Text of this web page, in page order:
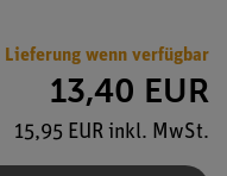
Lieferung wenn verfügbar
13,40 EUR
15,95 EUR inkl. MwSt.